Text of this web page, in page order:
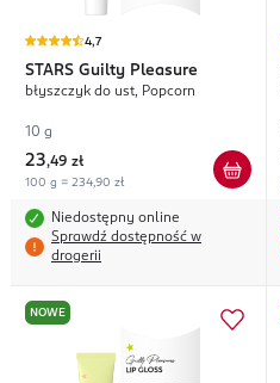
4,7
STARS Guilty Pleasure
błyszczyk do ust, Popcorn
10 g
23,49 zł
100 g = 234,90 zł
Niedostępny online
Sprawdź dostępność w
drogerii
NOWE